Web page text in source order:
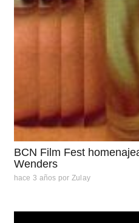
BCN Film Fest
Wenders
hace 3 años por Zulay